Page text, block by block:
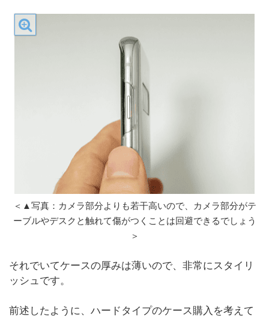
＜▲写真：カメラ部分よりも若干高いので、カメラ部分がテ
ーブルやデスクと触れて傷がつくことは回避できるでしょう
＞
それでいてケースの厚みは薄いので、非常にスタイリ
ッシュです。
前述したように、ハードタイプのケース購入を考えて